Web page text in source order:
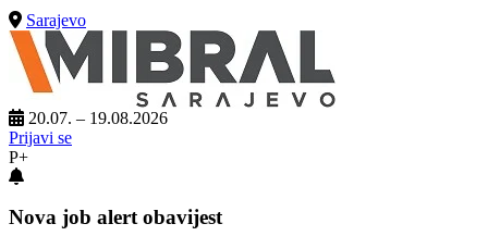
Sarajevo
20.07. – 19.08.2026
Prijavi se
P+
Nova job alert obavijest